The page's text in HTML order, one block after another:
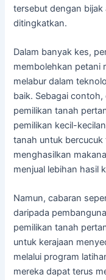
tersebut dengan
ditingkatkan.
Dalam banyak kes,
membolehkan petani
melabur dalam
baik. Sebagai
pemilikan tanah
pemilikan kecil-
tanah untuk
menghasilkan
menjual lebihan hasil
Namun, cabaran
daripada
pemilikan tanah
untuk kerajaan
melalui program
mereka dapat terus